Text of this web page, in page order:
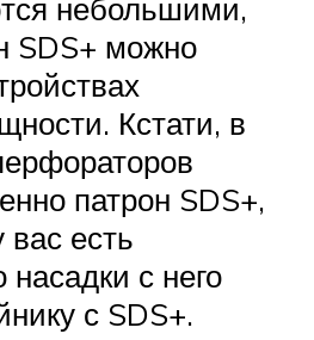
небольшими,
SDS+ можно
Кстати, в
патрон SDS+,
вас есть
с него
с SDS+.